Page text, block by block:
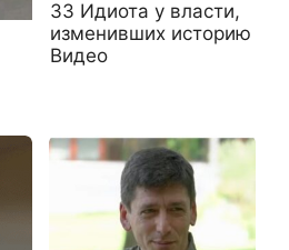
33 Идиота у власти,
изменивших историю
Видео